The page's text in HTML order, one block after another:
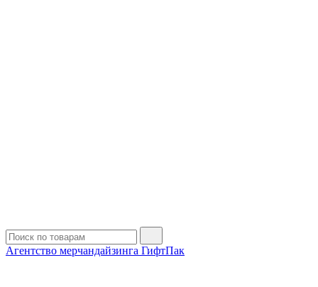
Агентство мерчандайзинга ГифтПак